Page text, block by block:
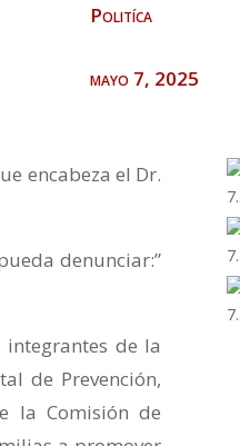
Politíca
mayo 7, 2025
encabeza el Dr.
denunciar:”
de la
de Prevención,
la Comisión de